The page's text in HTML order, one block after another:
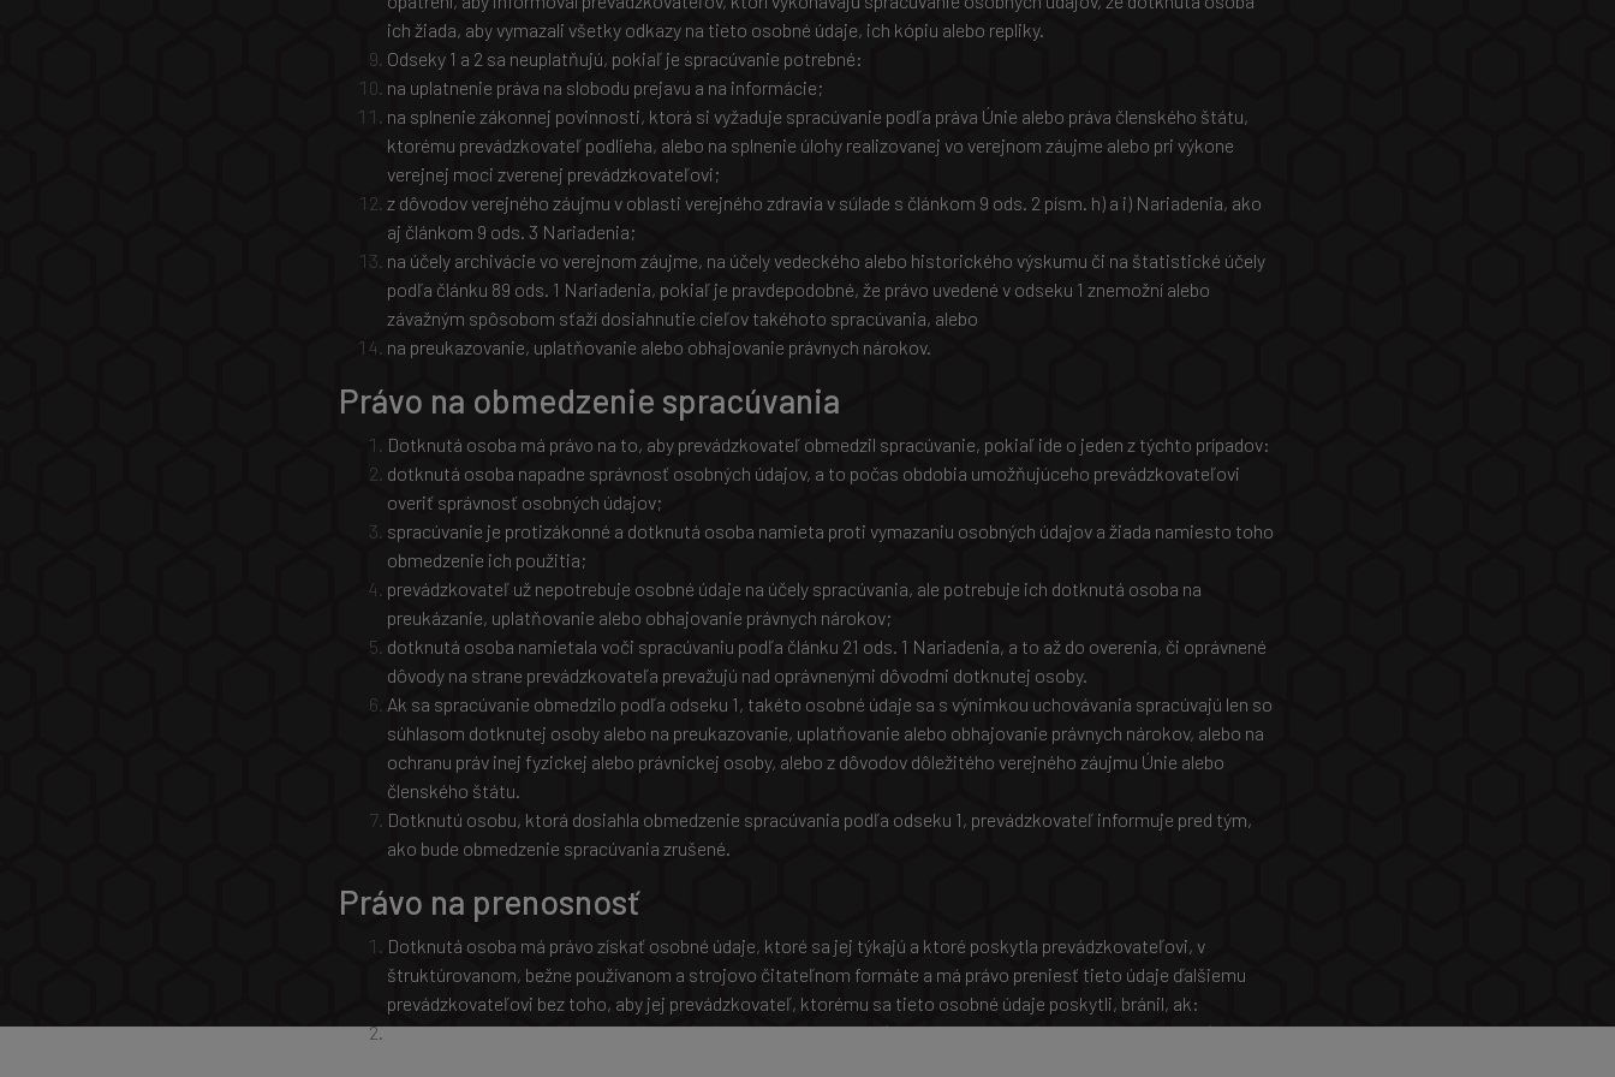
ich žiada, aby vymazali všetky odkazy na tieto osobné údaje, ich kópiu alebo repliky.
Odseky 1 a 2 sa neuplatňujú, pokiaľ je spracúvanie potrebné:
na uplatnenie práva na slobodu prejavu a na informácie;
na splnenie zákonnej povinnosti, ktorá si vyžaduje spracúvanie podľa práva Únie alebo práva členského štátu,
ktorému prevádzkovateľ podlieha, alebo na splnenie úlohy realizovanej vo verejnom záujme alebo pri výkone
verejnej moci zverenej prevádzkovateľovi;
z dôvodov verejného záujmu v oblasti verejného zdravia v súlade s článkom 9 ods. 2 písm. h) a i) Nariadenia, ako
aj článkom 9 ods. 3 Nariadenia;
na účely archivácie vo verejnom záujme, na účely vedeckého alebo historického výskumu či na štatistické účely
podľa článku 89 ods. 1 Nariadenia, pokiaľ je pravdepodobné, že právo uvedené v odseku 1 znemožní alebo
závažným spôsobom sťaží dosiahnutie cieľov takéhoto spracúvania, alebo
na preukazovanie, uplatňovanie alebo obhajovanie právnych nárokov.
Právo na obmedzenie spracúvania
Dotknutá osoba má právo na to, aby prevádzkovateľ obmedzil spracúvanie, pokiaľ ide o jeden z týchto prípadov:
dotknutá osoba napadne správnosť osobných údajov, a to počas obdobia umožňujúceho prevádzkovateľovi
overiť správnosť osobných údajov;
spracúvanie je protizákonné a dotknutá osoba namieta proti vymazaniu osobných údajov a žiada namiesto toho
obmedzenie ich použitia;
prevádzkovateľ už nepotrebuje osobné údaje na účely spracúvania, ale potrebuje ich dotknutá osoba na
preukázanie, uplatňovanie alebo obhajovanie právnych nárokov;
dotknutá osoba namietala voči spracúvaniu podľa článku 21 ods. 1 Nariadenia, a to až do overenia, či oprávnené
dôvody na strane prevádzkovateľa prevažujú nad oprávnenými dôvodmi dotknutej osoby.
Ak sa spracúvanie obmedzilo podľa odseku 1, takéto osobné údaje sa s výnimkou uchovávania spracúvajú len so
súhlasom dotknutej osoby alebo na preukazovanie, uplatňovanie alebo obhajovanie právnych nárokov, alebo na
ochranu práv inej fyzickej alebo právnickej osoby, alebo z dôvodov dôležitého verejného záujmu Únie alebo
členského štátu.
Dotknutú osobu, ktorá dosiahla obmedzenie spracúvania podľa odseku 1, prevádzkovateľ informuje pred tým,
ako bude obmedzenie spracúvania zrušené.
Právo na prenosnosť
Dotknutá osoba má právo získať osobné údaje, ktoré sa jej týkajú a ktoré poskytla prevádzkovateľovi, v
štruktúrovanom, bežne používanom a strojovo čitateľnom formáte a má právo preniesť tieto údaje ďalšiemu
prevádzkovateľovi bez toho, aby jej prevádzkovateľ, ktorému sa tieto osobné údaje poskytli, bránil, ak:
sa spracúvanie zakladá na súhlase podľa článku 6 ods. 1 písm. a) Nariadenia alebo článku 9 ods. 2 písm. a)